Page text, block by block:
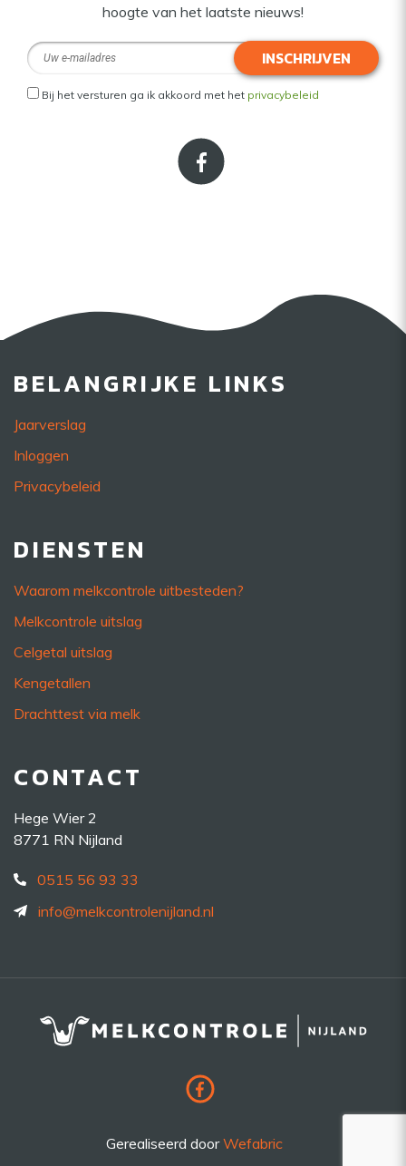
hoogte van het laatste nieuws!
INSCHRIJVEN
Bij het versturen ga ik akkoord met het privacybeleid
BELANGRIJKE LINKS
Jaarverslag
Inloggen
Privacybeleid
DIENSTEN
Waarom melkcontrole uitbesteden?
Melkcontrole uitslag
Celgetal uitslag
Kengetallen
Drachttest via melk
CONTACT
Hege Wier 2
8771 RN Nijland
0515 56 93 33
info@melkcontrolenijland.nl
Gerealiseerd doorWefabric